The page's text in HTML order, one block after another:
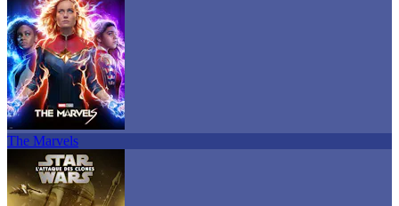
The Marvels